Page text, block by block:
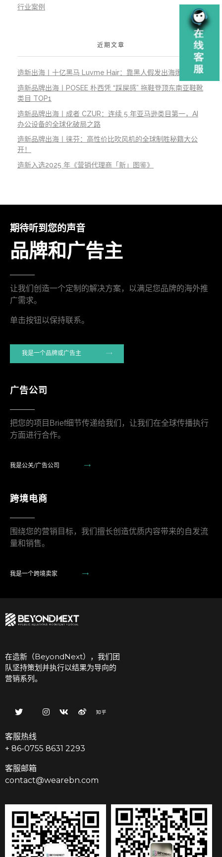
行业案例
近期文章
造新出海丨十亿黑马 Luvme Hair：靠黑人假发出海爆火
造新品牌出海丨POSEE 朴西凭 “踩屎感” 拖鞋登顶东南亚鞋靴
类目 TOP1
造新品牌出海丨成者 CZUR：连续 5 年亚马逊类目第一，AI
办公设备的全球化破局之路
造新品牌出海丨徕芬：高性价比吹风机的全球制胜秘籍大公
开！
造新入选2025 年《营销代理商「新」图鉴》
期待听到您的声音
品牌和广告主
让我们创造一个定制的解决方案，以满足您品牌的海外推
广需求。
单击按钮以保持联系。
我是一个品牌或广告主
广告公司
把您的项目Brief细节传递给我们，让我们在全球传播执行
方面进行合作。
我是公关/广告公司
跨境电商
围绕您的营销目标，我们擅长创造优质内容带来的自发流
量和销售。
我是一个跨境卖家
在造新（BeyondNext），我们团
队坚持策划并执行以结果为导向的
营销系列。
客服热线
+ 86-0755 8631 2293
客服邮箱
contact@wearebn.com